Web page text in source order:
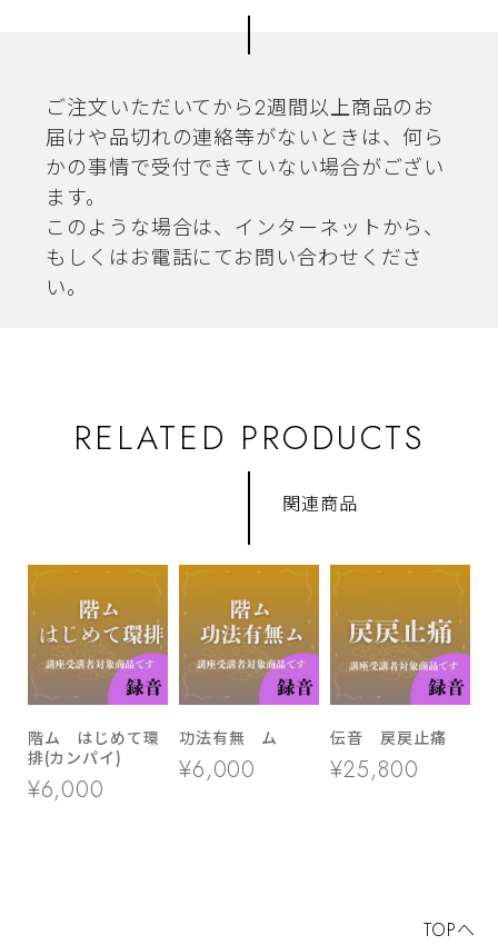
ご注文いただいてから2週間以上商品のお
届けや品切れの連絡等がないときは、何ら
かの事情で受付できていない場合がござい
ます。
このような場合は、インターネットから、
もしくはお電話にてお問い合わせくださ
い。
RELATED PRODUCTS
関連商品
階ム はじめて環
排(カンパイ)
¥6,000
功法有無 ム
¥6,000
伝音 戻戻止痛
¥25,800
TOPへ